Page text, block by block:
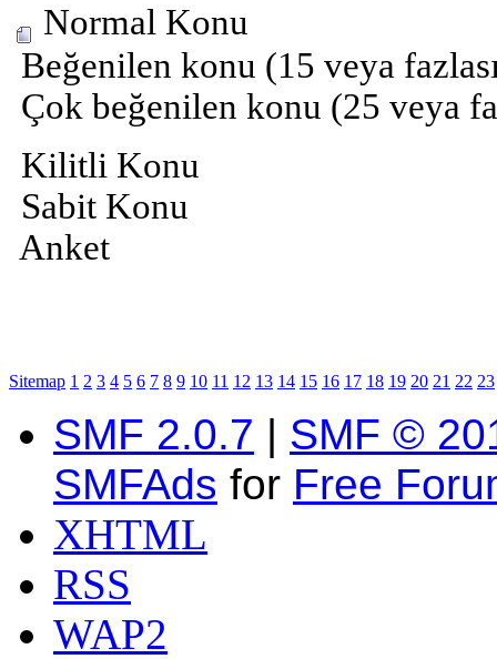
Normal Konu
Beğenilen konu (15 veya
Çok beğenilen konu (25 veya
Kilitli Konu
Sabit Konu
Anket
Sitemap 1 2 3 4 5 6 7 8 9 10 11 12 13 14 15 16 17 18 19 20 21 22 23
SMF 2.0.7 | SMF ©
SMFAds for Free
XHTML
RSS
WAP2